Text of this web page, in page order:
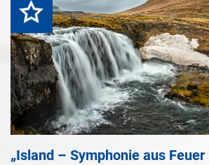
Highlight
„Island – Symphonie aus Feuer